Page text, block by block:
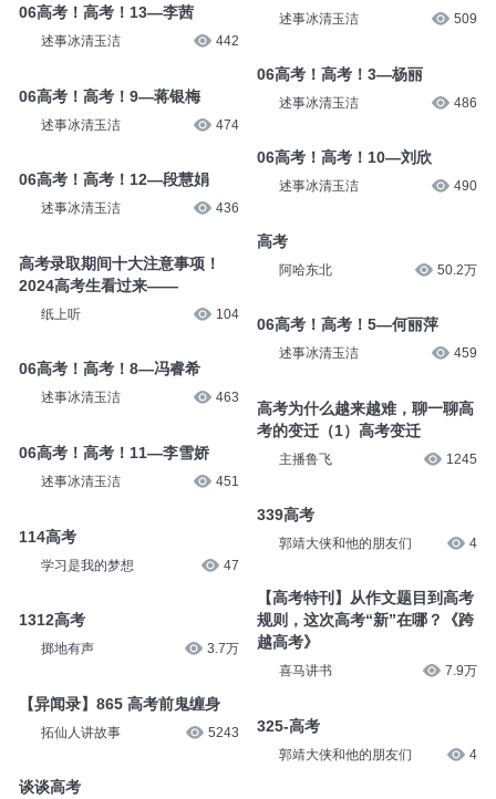
06高考！高考！13—李茜
述事冰清玉洁 442
06高考！高考！9—蒋银梅
述事冰清玉洁 474
06高考！高考！12—段慧娟
述事冰清玉洁 436
高考录取期间十大注意事项！
2024高考生看过来——
纸上听 104
06高考！高考！8—冯睿希
述事冰清玉洁 463
06高考！高考！11—李雪娇
述事冰清玉洁 451
114高考
学习是我的梦想 47
1312高考
掷地有声 3.7万
【异闻录】865 高考前鬼缠身
拓仙人讲故事 5243
谈谈高考
述事冰清玉洁 509
06高考！高考！3—杨丽
述事冰清玉洁 486
06高考！高考！10—刘欣
述事冰清玉洁 490
高考
阿哈东北 50.2万
06高考！高考！5—何丽萍
述事冰清玉洁 459
高考为什么越来越难，聊一聊高
考的变迁（1）高考变迁
主播鲁飞 1245
339高考
郭靖大侠和他的朋友们 4
【高考特刊】从作文题目到高考
规则，这次高考“新”在哪？《跨
越高考》
喜马讲书 7.9万
325-高考
郭靖大侠和他的朋友们 4